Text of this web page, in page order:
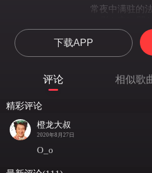
常夜中满驻的
疗愈阴影 包
祈り願う 幻
把祈求， 心愿
作为人而诞生与人相存 却
響く闇の片時雨 嘆き
在那黑暗中回响的片時雨 就连
下载APP
评论 相似歌
精彩评论
橙龙大叔
2020年8月27日
O_o